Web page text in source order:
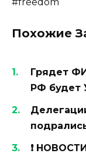
Похожие
Грядет
РФ
❗️